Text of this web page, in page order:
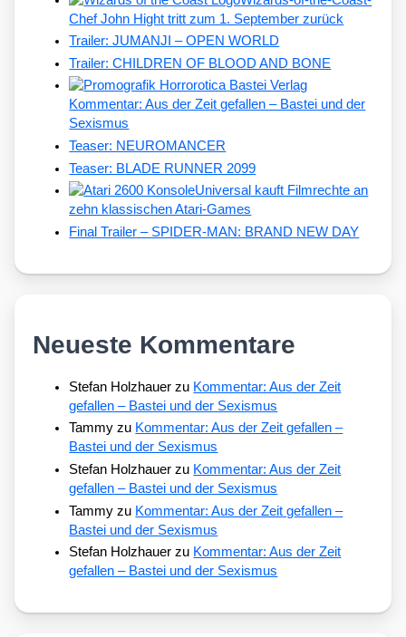
Chef John Hight tritt zum 1. September zurück
Trailer: JUMANJI – OPEN WORLD
Trailer: CHILDREN OF BLOOD AND BONE
Kommentar: Aus der Zeit gefallen – Bastei und der
Sexismus
Teaser: NEUROMANCER
Teaser: BLADE RUNNER 2099
Universal kauft Filmrechte an
zehn klassischen Atari-Games
Final Trailer – SPIDER-MAN: BRAND NEW DAY
Neueste Kommentare
Stefan Holzhauer zu Kommentar: Aus der Zeit
gefallen – Bastei und der Sexismus
Tammy zu Kommentar: Aus der Zeit gefallen –
Bastei und der Sexismus
Stefan Holzhauer zu Kommentar: Aus der Zeit
gefallen – Bastei und der Sexismus
Tammy zu Kommentar: Aus der Zeit gefallen –
Bastei und der Sexismus
Stefan Holzhauer zu Kommentar: Aus der Zeit
gefallen – Bastei und der Sexismus